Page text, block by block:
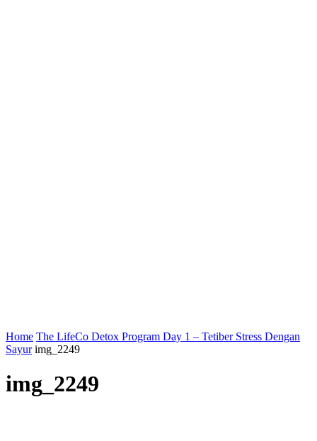
Home The LifeCo Detox Program Day 1 – Tetiber Stress Dengan
Sayur img_2249
img_2249